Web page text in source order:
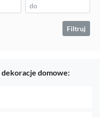
Filtruj
dekoracje domowe: